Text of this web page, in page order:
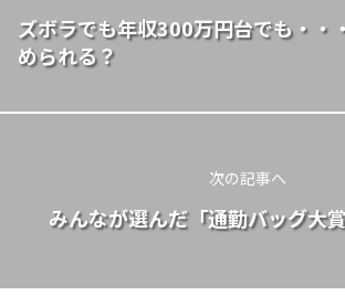
ズボラでも年収300万円台でも・・
められる？
次の記事へ
みんなが選んだ「通勤バッグ大